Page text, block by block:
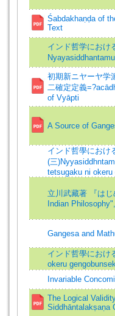
Śabdakhaṇḍa of
Text
インド哲学におけ
初期新ニヤーヤ学
二確定定義
of Vyāpti
A Source of
インド哲學におけ
(三
tetsugaku ni okeru
立川武藏著 『は
Indian
Gangesa and
インド哲學におけ
okeru
Invariable
The Logical
Siddhāntalakṣaṇa